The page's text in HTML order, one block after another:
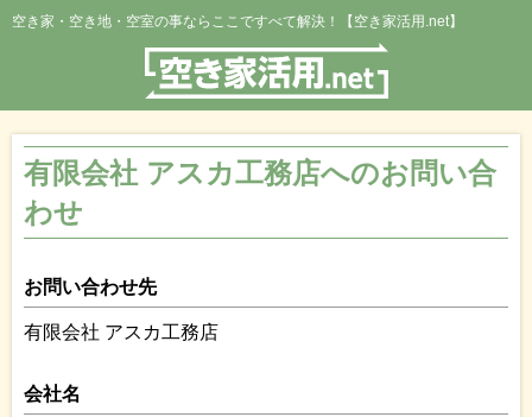
空き家・空き地・空室の事ならここですべて解決！【空き家活用.net】
有限会社 アスカ工務店へのお問い合
わせ
お問い合わせ先
有限会社 アスカ工務店
会社名